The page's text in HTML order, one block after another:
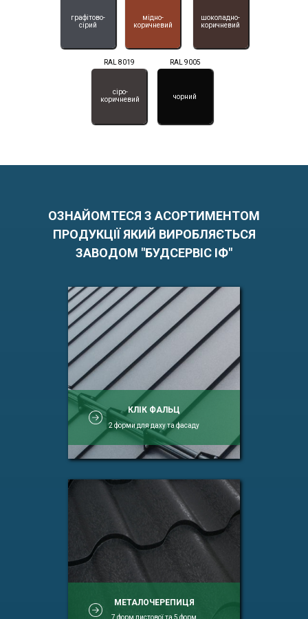
RAL 8019 RAL 9005
графітово-
сірий
мідно-
коричневий
шоколадно-
коричневий
сіро-
коричневий
чорний
ОЗНАЙОМТЕСЯ З АСОРТИМЕНТОМ
ПРОДУКЦІЇ ЯКИЙ ВИРОБЛЯЄТЬСЯ
ЗАВОДОМ "БУДСЕРВІС ІФ"
МЕТАЛОЧЕРЕПИЦЯ
7 форм листової та 5 форм
КЛІК ФАЛЬЦ
2 форми для даху та фасаду